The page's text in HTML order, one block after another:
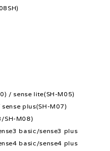
/ sense lite(SH-M05)
plus(SH-M07)
SH-M08)
basic/sense3 plus
basic/sense4 plus